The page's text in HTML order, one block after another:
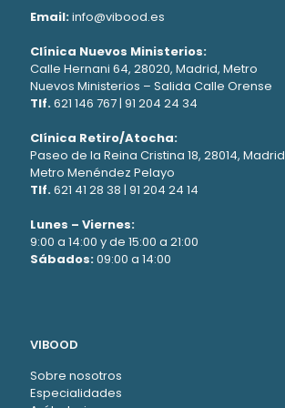
Email:info@vibood.es
Clínica Nuevos Ministerios:
Calle Hernani 64, 28020, Madrid, Metro
Nuevos Ministerios – Salida Calle Orense
Tlf.621 146 767| 91 204 24 34
Clínica Retiro/Atocha:
Paseo de la Reina Cristina 18, 28014, Madrid
Metro Menéndez Pelayo
Tlf.621 41 28 38 | 91 204 24 14
Lunes – Viernes:
9:00 a 14:00 y de 15:00 a 21:00
Sábados:09:00 a 14:00
VIBOOD
Sobre nosotros
Especialidades